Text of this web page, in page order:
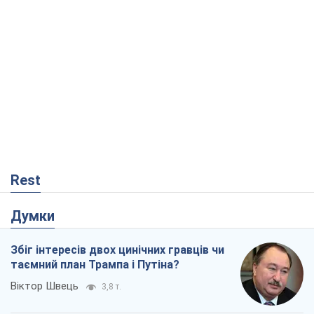
Rest
Думки
Збіг інтересів двох цинічних гравців чи
таємний план Трампа і Путіна?
Віктор Швець 3,8 т.